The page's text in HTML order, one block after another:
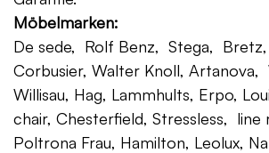
Möbelmarken:
De sede, Rolf Benz, Stega, Bretz,
Corbusier, Walter Knoll, Artanova,
Willisau, Hag, Lammhults, Erpo,
chair, Chesterfield, Stressless, line
Poltrona Frau, Hamilton, Leolux,